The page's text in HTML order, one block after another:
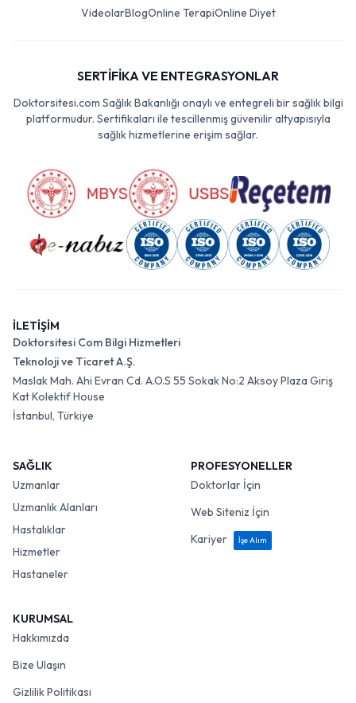
VideolarBlogOnline TerapiOnline Diyet
SERTİFİKA VE ENTEGRASYONLAR
Doktorsitesi.com Sağlık Bakanlığı onaylı ve entegreli bir sağlık bilgi
platformudur. Sertifikaları ile tescillenmiş güvenilir altyapısıyla
sağlık hizmetlerine erişim sağlar.
İLETİŞİM
Doktorsitesi Com Bilgi Hizmetleri
Teknoloji ve Ticaret A.Ş.
Maslak Mah. Ahi Evran Cd. A.O.S 55 Sokak No:2 Aksoy Plaza Giriş
Kat Kolektif House
İstanbul, Türkiye
SAĞLIK
Uzmanlar
Uzmanlık Alanları
Hastalıklar
Hizmetler
Hastaneler
PROFESYONELLER
Doktorlar İçin
Web Siteniz İçin
Kariyer
İşe Alım
KURUMSAL
Hakkımızda
Bize Ulaşın
Gizlilik Politikası